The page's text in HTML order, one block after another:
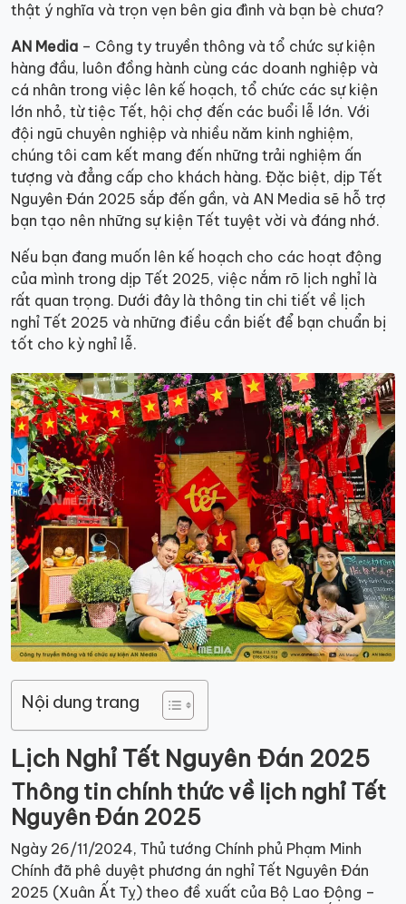
thật ý nghĩa và trọn vẹn bên gia đình và bạn bè chưa?
AN Media – Công ty truyền thông và tổ chức sự kiện
hàng đầu, luôn đồng hành cùng các doanh nghiệp và
cá nhân trong việc lên kế hoạch, tổ chức các sự kiện
lớn nhỏ, từ tiệc Tết, hội chợ đến các buổi lễ lớn. Với
đội ngũ chuyên nghiệp và nhiều năm kinh nghiệm,
chúng tôi cam kết mang đến những trải nghiệm ấn
tượng và đẳng cấp cho khách hàng. Đặc biệt, dịp Tết
Nguyên Đán 2025 sắp đến gần, và AN Media sẽ hỗ trợ
bạn tạo nên những sự kiện Tết tuyệt vời và đáng nhớ.
Nếu bạn đang muốn lên kế hoạch cho các hoạt động
của mình trong dịp Tết 2025, việc nắm rõ lịch nghỉ là
rất quan trọng. Dưới đây là thông tin chi tiết về lịch
nghỉ Tết 2025 và những điều cần biết để bạn chuẩn bị
tốt cho kỳ nghỉ lễ.
Nội dung trang
Lịch Nghỉ Tết Nguyên Đán 2025
Thông tin chính thức về lịch nghỉ Tết
Nguyên Đán 2025
Ngày 26/11/2024, Thủ tướng Chính phủ Phạm Minh
Chính đã phê duyệt phương án nghỉ Tết Nguyên Đán
2025 (Xuân Ất Tỵ) theo đề xuất của Bộ Lao Động –